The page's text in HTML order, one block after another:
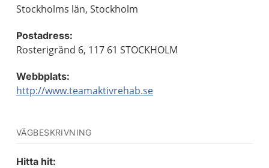
Stockholms län, Stockholm
Postadress:
Rosterigränd 6, 117 61 STOCKHOLM
Webbplats:
http://www.teamaktivrehab.se
VÄGBESKRIVNING
Hitta hit: